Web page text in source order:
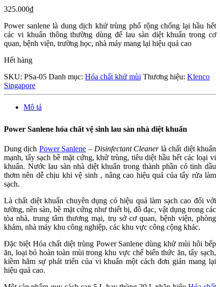
325.000₫
Power sanlene là dung dịch khử trùng phổ rộng chống lại hầu hết
các vi khuẩn thông thường dùng để lau sàn diệt khuẩn trong cơ
quan, bệnh viện, trường học, nhà máy mang lại hiệu quả cao
Hết hàng
SKU: PSa-05 Danh mục: Hóa chất khử mùi Thương hiệu: Klenco
Singapore
Mô tả
Power Sanlene hóa chất vệ sinh lau sàn nhà diệt khuẩn
Dung dịch Power Sanlene – Disinfectant Cleaner là chất diệt khuẩn
mạnh, tẩy sạch bề mặt cứng, khử trùng, tiêu diệt hầu hết các loại vi
khuẩn. Nước lau sàn nhà diệt khuẩn trong thành phần có tinh dầu
thơm nên dễ chịu khi vệ sinh , nâng cao hiệu quả của tẩy rửa làm
sạch.
Là chất diệt khuẩn chuyên dụng có hiệu quả làm sạch cao đối với
tường, nền sàn, bề mặt cứng như thiết bị, đồ đạc, vật dụng trong các
tòa nhà, trung tâm thương mại, trụ sở cơ quan, bệnh viện, phòng
khám, nhà máy khu công nghiệp, các khu vực công cộng khác.
Đặc biệt Hóa chất diệt trùng Power Sanlene dùng khử mùi hôi bếp
ăn, loại bỏ hoàn toàn mùi trong khu vực chế biến thức ăn, tẩy sạch,
kiềm hãm sự phát triển của vi khuẩn một cách đơn giản mang lại
hiệu quả cao.